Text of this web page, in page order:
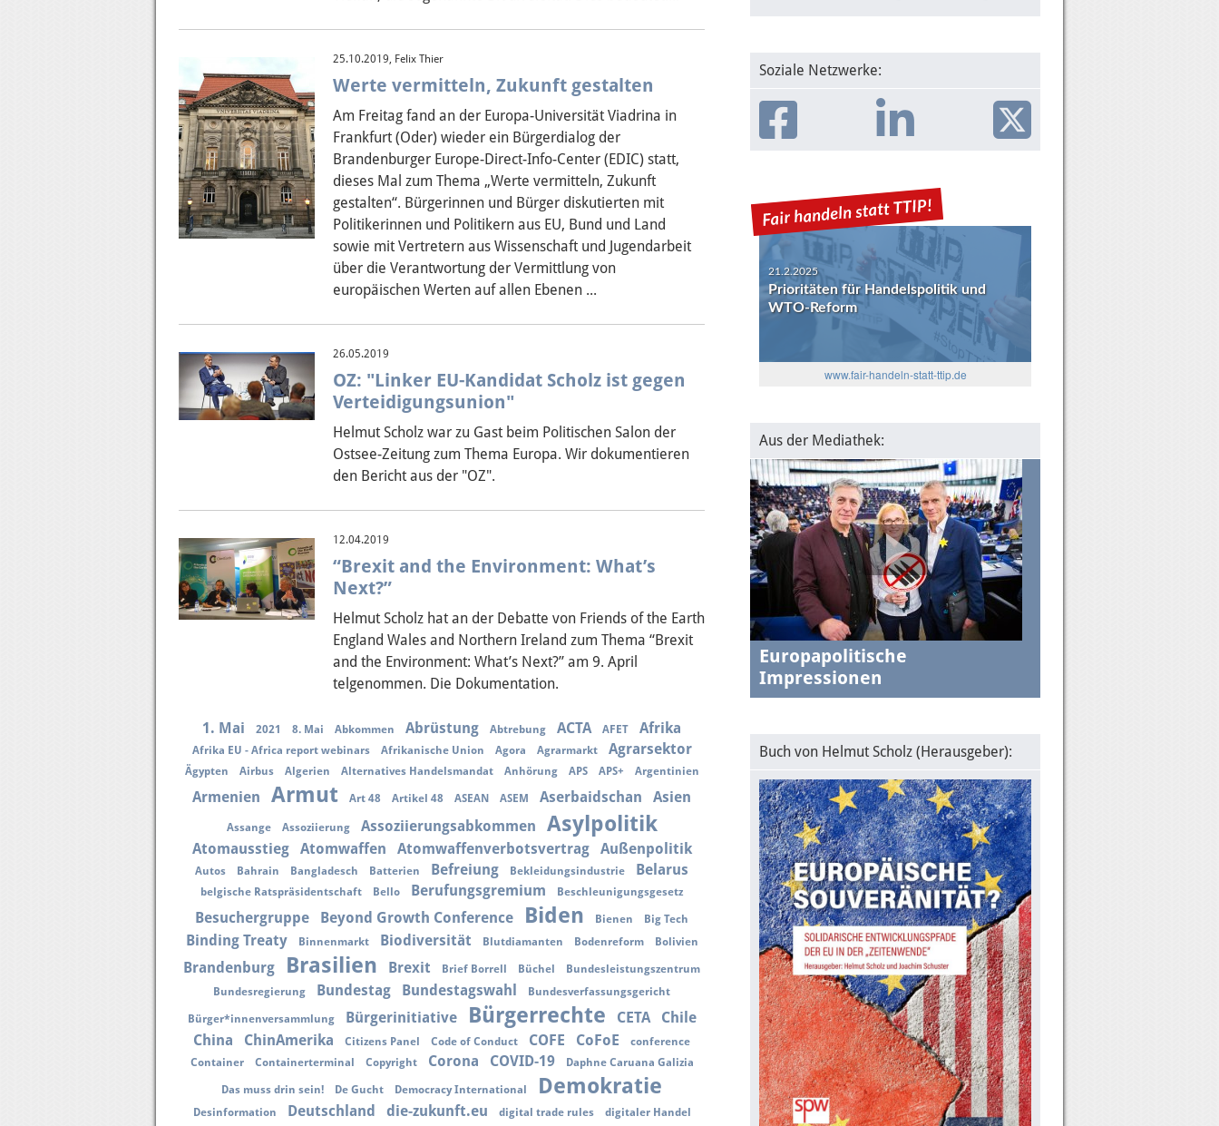
25.10.2019, Felix Thier
Werte vermitteln, Zukunft gestalten
Am Freitag fand an der Europa-Universität Viadrina in
Frankfurt (Oder) wieder ein Bürgerdialog der
Brandenburger Europe-Direct-Info-Center (EDIC) statt,
dieses Mal zum Thema „Werte vermitteln, Zukunft
gestalten“. Bürgerinnen und Bürger diskutierten mit
Politikerinnen und Politikern aus EU, Bund und Land
sowie mit Vertretern aus Wissenschaft und Jugendarbeit
über die Verantwortung der Vermittlung von
europäischen Werten auf allen Ebenen ...
26.05.2019
OZ: "Linker EU-Kandidat Scholz ist gegen
Verteidigungsunion"
Helmut Scholz war zu Gast beim Politischen Salon der
Ostsee-Zeitung zum Thema Europa. Wir dokumentieren
den Bericht aus der "OZ".
12.04.2019
“Brexit and the Environment: What’s
Next?”
Helmut Scholz hat an der Debatte von Friends of the Earth
England Wales and Northern Ireland zum Thema “Brexit
and the Environment: What’s Next?” am 9. April
telgenommen. Die Dokumentation.
1. Mai 2021 8. Mai Abkommen Abrüstung Abtrebung ACTA AFET Afrika
Afrika EU - Africa report webinars Afrikanische Union Agora Agrarmarkt Agrarsektor
Ägypten Airbus Algerien Alternatives Handelsmandat Anhörung APS APS+ Argentinien
Armenien Armut Art 48 Artikel 48 ASEAN ASEM Aserbaidschan Asien
Assange Assoziierung Assoziierungsabkommen Asylpolitik
Atomausstieg Atomwaffen Atomwaffenverbotsvertrag Außenpolitik
Autos Bahrain Bangladesch Batterien Befreiung Bekleidungsindustrie Belarus
belgische Ratspräsidentschaft Bello Berufungsgremium Beschleunigungsgesetz
Besuchergruppe Beyond Growth Conference Biden Bienen Big Tech
Binding Treaty Binnenmarkt Biodiversität Blutdiamanten Bodenreform Bolivien
Brandenburg Brasilien Brexit Brief Borrell Büchel
Bundesleistungszentrum
Bundesregierung
Bundestag Bundestagswahl Bundesverfassungsgericht
Bürger*innenversammlung Bürgerinitiative Bürgerrechte CETA
Chile
China
ChinAmerika Citizens Panel Code of Conduct COFE CoFoE
conference
Container
Containerterminal Copyright Corona COVID-19 Daphne Caruana Galizia
Das muss drin sein! De Gucht Democracy International Demokratie
Desinformation Deutschland die-zukunft.eu digital trade rules
digitaler Handel
Soziale Netzwerke:
21.2.2025
Prioritäten für Handelspolitik und
WTO-Reform
USA-EU: Die Algorithmen und das
transatlantische Verhältnis
www.fair-handeln-statt-ttip.de
Aus der Mediathek:
Europapolitische
Impressionen
Buch von Helmut Scholz (Herausgeber):